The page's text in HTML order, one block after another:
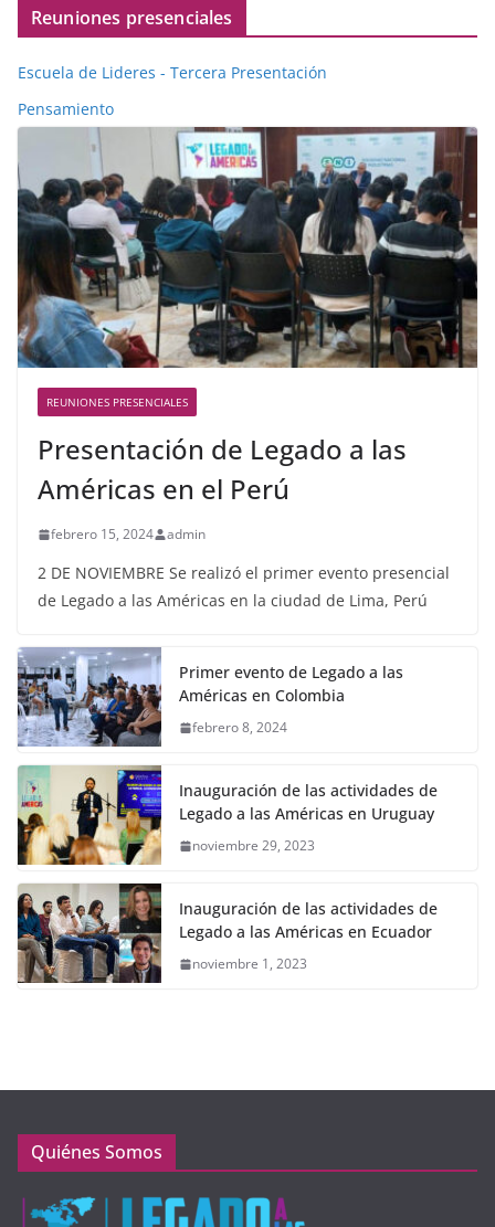
Reuniones presenciales
Escuela de Lideres - Tercera Presentación
Pensamiento
REUNIONES PRESENCIALES
Presentación de Legado a las
Américas en el Perú
febrero 15, 2024 admin
2 DE NOVIEMBRE Se realizó el primer evento presencial
de Legado a las Américas en la ciudad de Lima, Perú
Primer evento de Legado a las
Américas en Colombia
febrero 8, 2024
Inauguración de las actividades de
Legado a las Américas en Uruguay
noviembre 29, 2023
Inauguración de las actividades de
Legado a las Américas en Ecuador
noviembre 1, 2023
Quiénes Somos